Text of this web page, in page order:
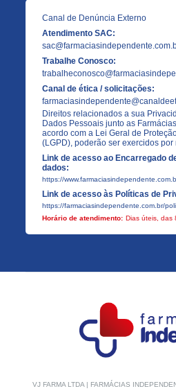
Canal de Denúncia Externo
Atendimento SAC:
Trabalhe Conosco:
Canal de ética / solicitações:
Direitos relacionados a sua
Dados Pessoais junto as
acordo com a Lei Geral de
(LGPD), poderão ser exercidos por
Link de acesso ao Encarregado
dados:
https://
Link de acesso às Políticas de
https://farmaciasindependente.com.br/
Horário de atendimento: Dias úteis, das
VJ FARMA LTDA | FARMÁCIAS